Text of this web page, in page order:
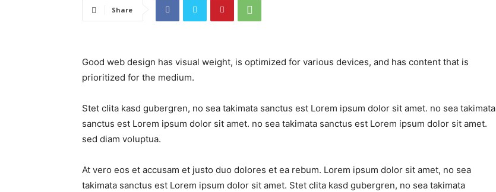
Share
Good web design has visual weight, is optimized for various devices, and has content that is
prioritized for the medium.
Stet clita kasd gubergren, no sea takimata sanctus est Lorem ipsum dolor sit amet. no sea takimata
sanctus est Lorem ipsum dolor sit amet. no sea takimata sanctus est Lorem ipsum dolor sit amet.
sed diam voluptua.
At vero eos et accusam et justo duo dolores et ea rebum. Lorem ipsum dolor sit amet, no sea
takimata sanctus est Lorem ipsum dolor sit amet. Stet clita kasd gubergren, no sea takimata